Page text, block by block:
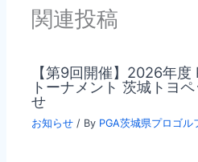
関連投稿
【第9回開催】2026年
トーナメント 茨城トヨ
せ
お知らせ / By PGA茨城県プロゴル